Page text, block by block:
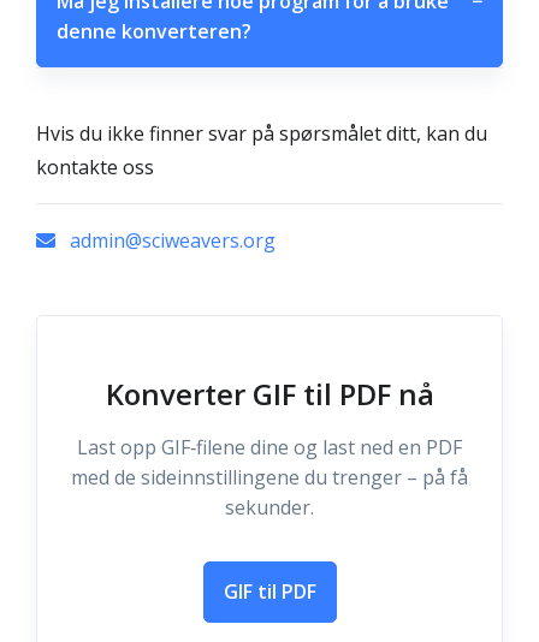
denne konverteren?
Hvis du ikke finner svar på spørsmålet ditt, kan du
kontakte oss
admin@sciweavers.org
Konverter GIF til PDF nå
Last opp GIF‑filene dine og last ned en PDF
med de sideinnstillingene du trenger – på få
sekunder.
GIF til PDF